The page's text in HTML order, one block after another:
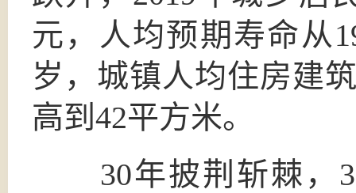
元，人均预期寿命从
岁，城镇人均住房建
高到42平方米。
30年披荆斩棘，